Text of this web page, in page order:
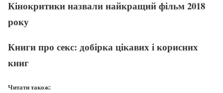
Кінокритики назвали найкращий фільм 2018
року
Книги про секс: добірка цікавих і корисних
книг
Читати також: